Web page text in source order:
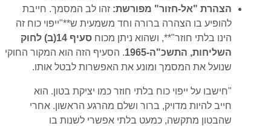
הצהרת "אל-חזור" מפורשת: זהו לב המסמך. חייבת
להופיע בו הצהרה ברורה וחד משמעית ש**"ייפוי כוח זה
הינו בלתי חוזר"**, ושהוא ניתן מכוח
סעיף 14(ב) לחוק
השליחות, התשכ"ה-1965
. הסעיף הזה הוא המקור החוקי
שנועל את המסמך ומונע את האפשרות לבטל אותו.
"חישבו על ייפוי כוח בלתי חוזר כמו יציקת בטון. הוא
חייב להיות מדויק, ברור ושלם מהרגע הראשון. אחרי
שהבטון מתקשה, כמעט בלתי אפשרי לשנות בו